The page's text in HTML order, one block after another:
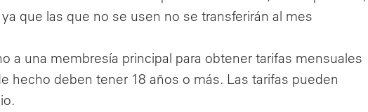
que las que no se usen no se transferirán al mes
a una membresía principal para obtener tarifas mensuales
hecho deben tener 18 años o más. Las tarifas pueden